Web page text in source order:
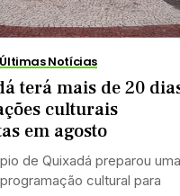
Últimas Notícias
terá mais de 20
culturais
em agosto
de Quixadá preparou uma
cultural para